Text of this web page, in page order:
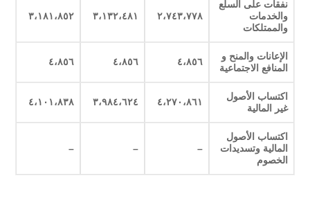
نفقات على السلع
والخدمات
والممتلكات
٢،٧٤٣،٧٧٨ ٣،١٣٢،٤٨١ ٣،١٨١،٨٥٢
الإعانات والمنح و
المنافع الاجتماعية
٤،٨٥٦ ٤،٨٥٦ ٤،٨٥٦
اكتساب الأصول
غير المالية
٤،٢٧٠،٨٦١ ٣،٩٨٤،٦٢٤ ٤،١٠١،٨٣٨
اكتساب الأصول
المالية وتسديدات
الخصوم
–
–
–